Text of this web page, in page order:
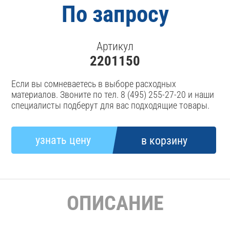
По запросу
Артикул
2201150
Если вы сомневаетесь в выборе расходных
материалов. Звоните по тел. 8 (495) 255-27-20 и наши
специалисты подберут для вас подходящие товары.
ОПИСАНИЕ